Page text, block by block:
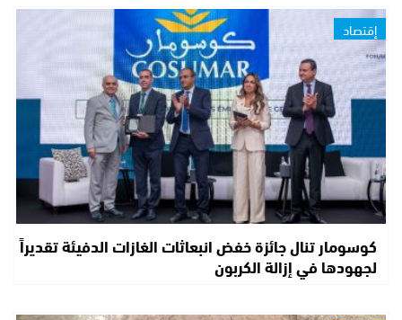
إقتصاد
كوسومار تنال جائزة خفض انبعاثات الغازات الدفيئة تقديراً
لجهودها في إزالة الكربون